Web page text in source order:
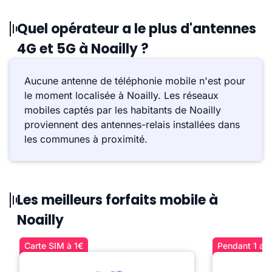
Quel opérateur a le plus d'antennes
4G et 5G à Noailly ?
Aucune antenne de téléphonie mobile n'est pour
le moment localisée à Noailly. Les réseaux
mobiles captés par les habitants de Noailly
proviennent des antennes-relais installées dans
les communes à proximité.
Les meilleurs forfaits mobile à
Noailly
Carte SIM à 1€ Pendant 1